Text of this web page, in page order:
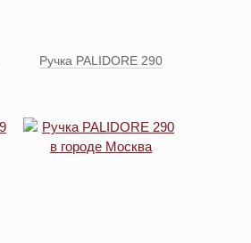
Ручка PALIDORE 290